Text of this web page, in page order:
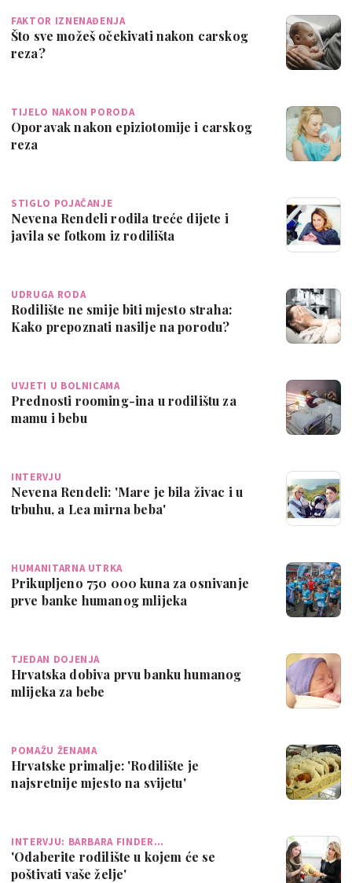
FAKTOR IZNENAĐENJA
Što sve možeš očekivati nakon carskog
reza?
TIJELO NAKON PORODA
Oporavak nakon epiziotomije i carskog
reza
STIGLO POJAČANJE
Nevena Rendeli rodila treće dijete i
javila se fotkom iz rodilišta
UDRUGA RODA
Rodilište ne smije biti mjesto straha:
Kako prepoznati nasilje na porodu?
UVJETI U BOLNICAMA
Prednosti rooming-ina u rodilištu za
mamu i bebu
INTERVJU
Nevena Rendeli: 'Mare je bila živac i u
trbuhu, a Lea mirna beba'
HUMANITARNA UTRKA
Prikupljeno 750 000 kuna za osnivanje
prve banke humanog mlijeka
TJEDAN DOJENJA
Hrvatska dobiva prvu banku humanog
mlijeka za bebe
POMAŽU ŽENAMA
Hrvatske primalje: 'Rodilište je
najsretnije mjesto na svijetu'
INTERVJU: BARBARA FINDER…
'Odaberite rodilište u kojem će se
poštivati vaše želje'